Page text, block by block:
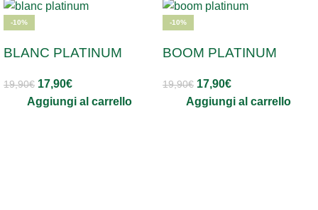
-10%
BLANC PLATINUM
19,90€ 17,90€
Aggiungi al carrello
-10%
BOOM PLATINUM
19,90€ 17,90€
Aggiungi al carrello